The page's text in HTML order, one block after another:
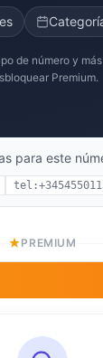
de número y
Premium.
para este
PREMIUM